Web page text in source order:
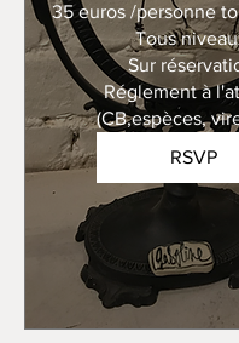
35 euros /personne
Tous
Sur
Réglement à
(CB,espèces,
RSVP